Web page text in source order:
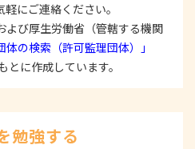
する適正な対応について
があった場合には、適切
利用もしくは提供の停止等
かつ遅滞なく応じます。
にご連絡ください。
よび厚生労働省（管轄する機関
体の検索（許可監理団体）」
とに作成しています。
勉強する